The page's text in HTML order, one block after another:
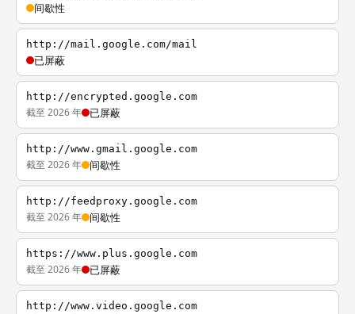
间歇性
http://mail.google.com/mail
已屏蔽
http://encrypted.google.com
截至 2026 年 已屏蔽
http://www.gmail.google.com
截至 2026 年 间歇性
http://feedproxy.google.com
截至 2026 年 间歇性
https://www.plus.google.com
截至 2026 年 已屏蔽
http://www.video.google.com